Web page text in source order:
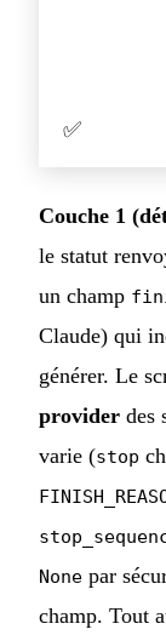
✅
Couche 1
le statut
un champ
Claude) qui
générer. Le
provider des
varie (stop
None par
champ. Tout